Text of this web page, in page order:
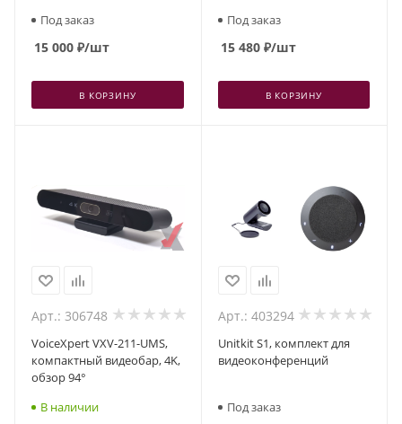
Под заказ
15 000 ₽/шт
В КОРЗИНУ
Под заказ
15 480₽/шт
В КОРЗИНУ
Арт.: 306748
VoiceXpert VXV-211-UMS,
компактный видеобар, 4K,
обзор 94°
В наличии
Арт.: 403294
Unitkit S1, комплект для
видеоконференций
Под заказ